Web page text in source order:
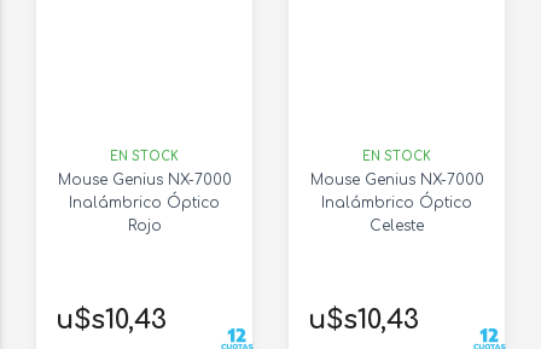
EN STOCK
Mouse Genius NX-7000
Inalámbrico Óptico
Rojo
u$s10,43
EN STOCK
Mouse Genius NX-7000
Inalámbrico Óptico
Celeste
u$s10,43